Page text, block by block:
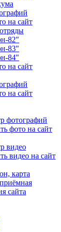
на сайт
82"
83"
84"
на сайт
на сайт
фотографий
фото на сайт
видео
видео на сайт
карта
сайта